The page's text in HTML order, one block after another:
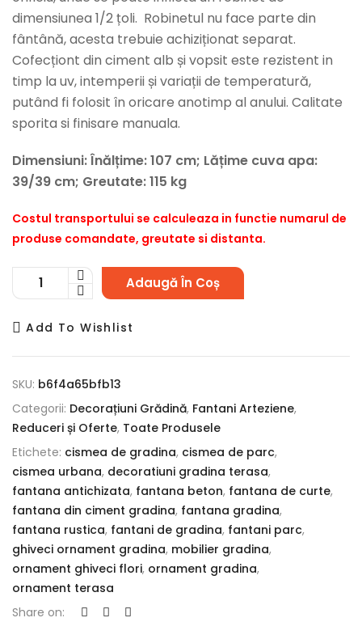
dimensiunea 1/2 țoli. Robinetul nu face parte din
fântână, acesta trebuie achiziționat separat.
Cofecționt din ciment alb și vopsit este rezistent in
timp la uv, intemperii și variații de temperatură,
putând fi folosit în oricare anotimp al anului. Calitate
sporita si finisare manuala.
Dimensiuni: Înălțime: 107 cm; Lățime cuva apa:
39/39 cm; Greutate: 115 kg
Costul transportului se calculeaza in functie numarul de
produse comandate, greutate si distanta.
Adaugă În Coș
Add To Wishlist
SKU: b6f4a65bfb13
Categorii: Decorațiuni Grădină, Fantani Arteziene,
Reduceri și Oferte, Toate Produsele
Etichete: cismea de gradina, cismea de parc,
cismea urbana, decoratiuni gradina terasa,
fantana antichizata, fantana beton, fantana de curte,
fantana din ciment gradina, fantana gradina,
fantana rustica, fantani de gradina, fantani parc,
ghiveci ornament gradina, mobilier gradina,
ornament ghiveci flori, ornament gradina,
ornament terasa
Share on: